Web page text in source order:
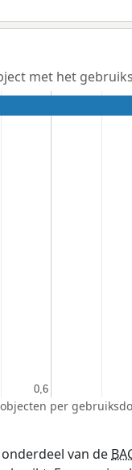
met het
0,6
0,6
per
van de